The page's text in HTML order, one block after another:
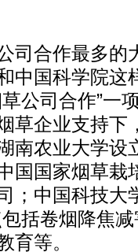
合作最多的
中国科学院这
公司合作”一
草企业支持下
南农业大学设
国国家烟草栽
；中国科技大
括卷烟降焦
育等。